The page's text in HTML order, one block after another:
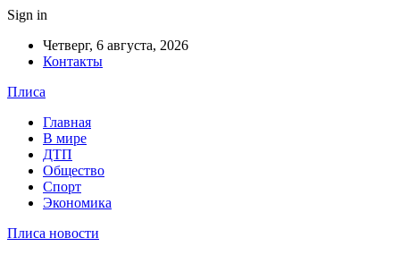
Sign in
Четверг, 6 августа, 2026
Контакты
Плиса
Главная
В мире
ДТП
Общество
Спорт
Экономика
Плиса новости